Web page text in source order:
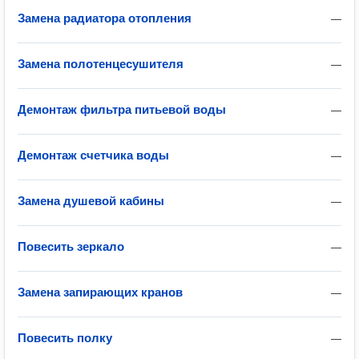
—
Замена радиатора отопления
—
Замена полотенцесушителя
—
Демонтаж фильтра питьевой воды
—
Демонтаж счетчика воды
—
Замена душевой кабины
—
Повесить зеркало
—
Замена запирающих кранов
—
Повесить полку